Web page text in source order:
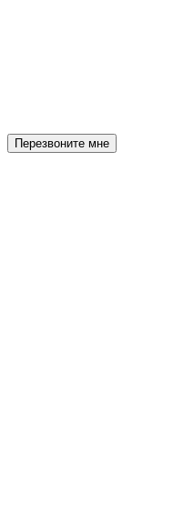
Перезвоните мне